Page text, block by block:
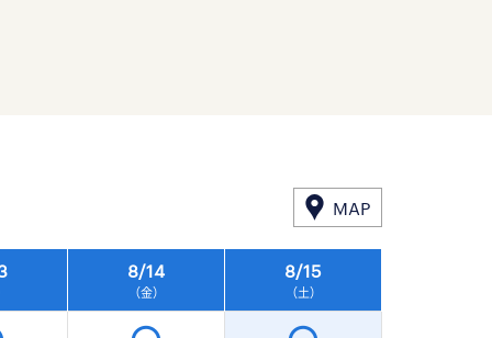
MAP
8/14
（金）
8/15
（土）